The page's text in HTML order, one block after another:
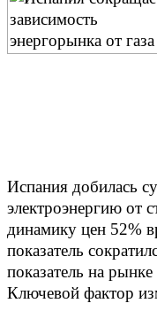
Испания добилась
электроэнергию от
динамику цен 52%
показатель
показатель на
Ключевой фактор